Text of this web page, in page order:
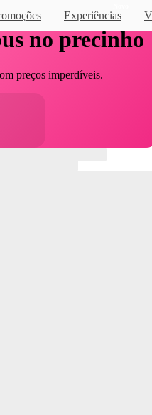
Experiências
no precinho
preços imperdíveis.